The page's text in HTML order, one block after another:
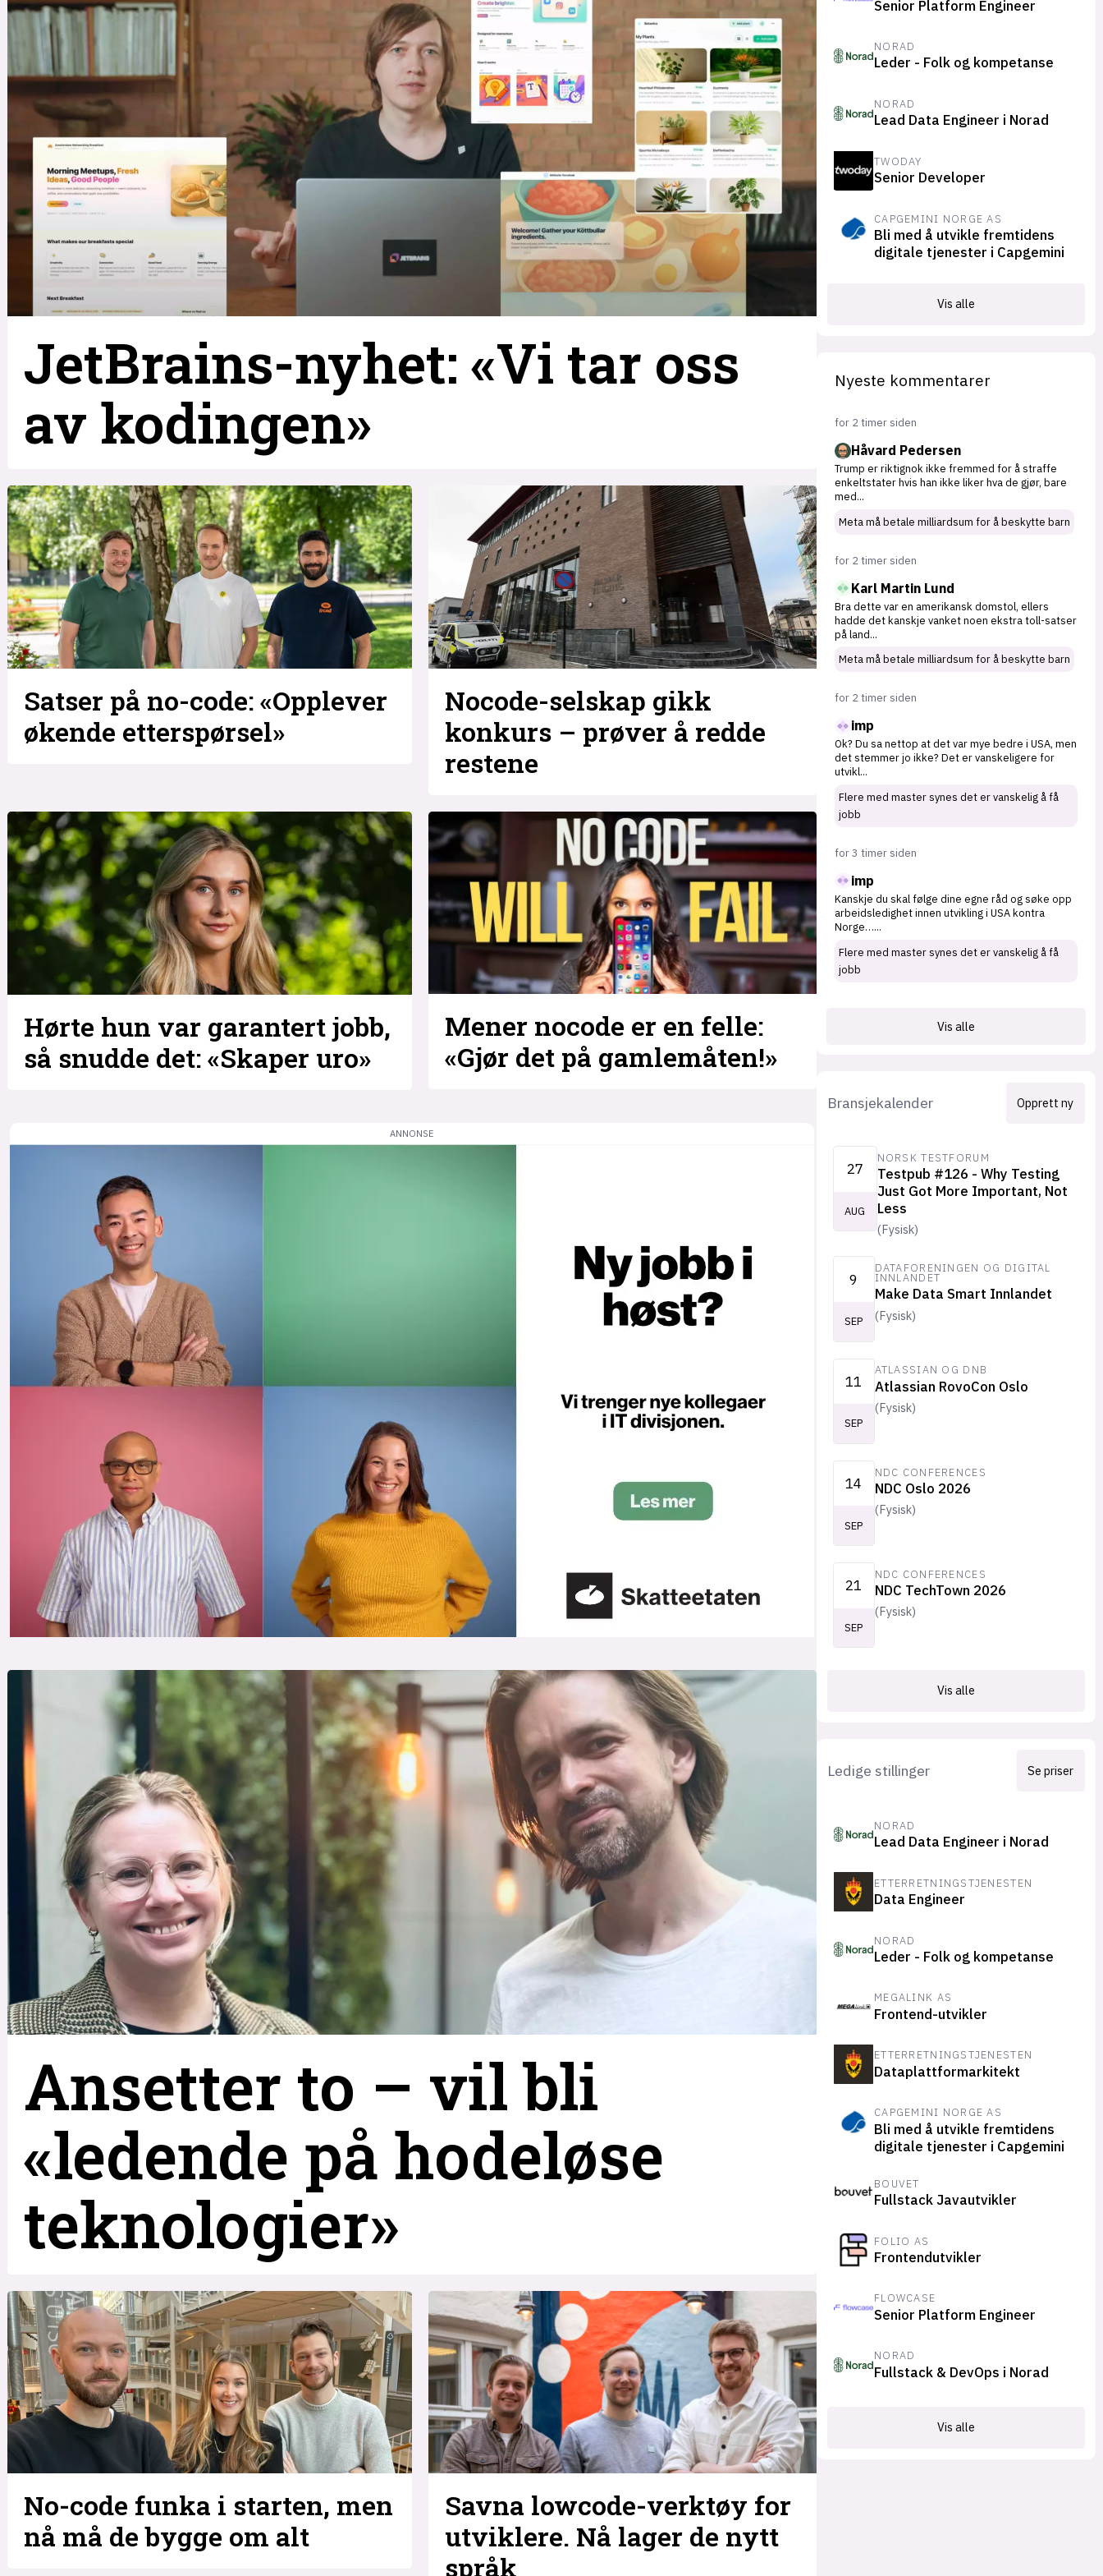
JetBrains-nyhet: «Vi tar oss
av kodingen»
Satser på no-code: «Opplever
økende etterspørsel»
Nocode-selskap gikk
konkurs – prøver å redde
restene
Hørte hun var garantert jobb,
så snudde det: «Skaper uro»
Mener nocode er en felle:
«Gjør det på gamlemåten!»
Ansetter to – vil bli
«ledende på hodeløse
teknologier»
No-code funka i starten, men
nå må de bygge om alt
Savna lowcode-verktøy for
utviklere. Nå lager de nytt
språk
suksesshistorier
Senior Platform Engineer
NORAD
Leder - Folk og kompetanse
NORAD
Lead Data Engineer i Norad
TWODAY
Senior Developer
CAPGEMINI NORGE AS
Bli med å utvikle fremtidens
digitale tjenester i Capgemini
Vis alle
Nyeste kommentarer
for 2 timer siden
Håvard Pedersen
Trump er riktignok ikke fremmed for å straffe
enkeltstater hvis han ikke liker hva de gjør, bare
med...
Meta må betale milliardsum for å beskytte barn
for 2 timer siden
Karl Martin Lund
Bra dette var en amerikansk domstol, ellers
hadde det kanskje vanket noen ekstra toll-satser
på land...
Meta må betale milliardsum for å beskytte barn
for 2 timer siden
imp
Ok? Du sa nettop at det var mye bedre i USA, men
det stemmer jo ikke? Det er vanskeligere for
utvikl...
Flere med master synes det er vanskelig å få
jobb
for 3 timer siden
imp
Kanskje du skal følge dine egne råd og søke opp
arbeidsledighet innen utvikling i USA kontra
Norge…...
Flere med master synes det er vanskelig å få
jobb
Vis alle
Bransjekalender Opprett ny
27
AUG
NORSK TESTFORUM
Testpub #126 - Why Testing
Just Got More Important, Not
Less
(Fysisk)
9
SEP
DATAFORENINGEN OG DIGITAL
INNLANDET
Make Data Smart Innlandet
(Fysisk)
11
SEP
ATLASSIAN OG DNB
Atlassian RovoCon Oslo
(Fysisk)
14
SEP
NDC CONFERENCES
NDC Oslo 2026
(Fysisk)
21
SEP
NDC CONFERENCES
NDC TechTown 2026
(Fysisk)
Vis alle
Ledige stillinger Se priser
NORAD
Lead Data Engineer i Norad
ETTERRETNINGSTJENESTEN
Data Engineer
NORAD
Leder - Folk og kompetanse
MEGALINK AS
Frontend-utvikler
ETTERRETNINGSTJENESTEN
Dataplattformarkitekt
CAPGEMINI NORGE AS
Bli med å utvikle fremtidens
digitale tjenester i Capgemini
BOUVET
Fullstack Javautvikler
FOLIO AS
Frontendutvikler
FLOWCASE
Senior Platform Engineer
NORAD
Fullstack & DevOps i Norad
Vis alle